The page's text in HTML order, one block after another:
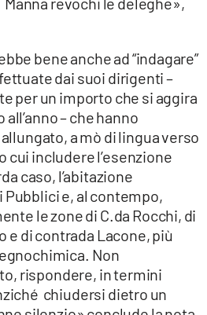
bene anche ad “indagare”
dai suoi dirigenti –
per un importo che si aggira
– che hanno
a mò di lingua verso
cui includere l’esenzione
caso, l’abitazione
Pubblici e, al contempo,
le zone di C.da Rocchi, di
e di contrada Lacone, più
Non
rispondere, in termini
chiudersi dietro un